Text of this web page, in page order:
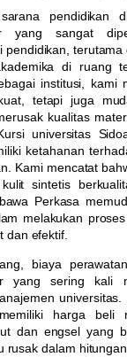
pendidikan
yang sangat
pendidikan, terutama
di ruang
institusi, kami
tetapi juga
kualitas
universitas
ketahanan
Kami mencatat
sintetis
Perkasa
melakukan
dan efektif.
biaya
yang sering kali
harga beli
dan engsel yang
rusak dalam